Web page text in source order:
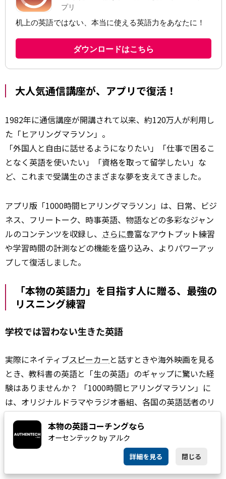
大人気通信講座が、アプリで復活！
1982年に通信講座が開講されて以来、約120万人が利用し
た「ヒアリングマラソン」。
「外国人と自由に話せるようになりたい」「仕事で困るこ
となく英語を使いたい」「資格を取って留学したい」な
ど、これまで受講生のさまざまな夢を支えてきました。
アプリ版「1000時間ヒアリングマラソン」は、日常、ビジ
ネス、フリートーク、時事英語、物語などの多彩なジャン
ルのコンテンツを収録し、 さらに豊富なアウトプット練習
や学習時間の計測などの機能を盛り込み、よりパワーアッ
プして復活しました。
「本物の英語力」を目指す人に贈る、最強の
リスニング練習
学校では習わない生きた英語
実際にネイティブスピーカー と話すときや海外映画を見る
とき、教科書の英語と「生の英語」のギャップに驚いた経
験はありませんか？ 「1000時間ヒアリングマラソン」に
は、オリジナルドラマやラジオ番組、各国の英語話者のリ
を届けるコーナーが多数用意されています。
本物の英語コーチングなら
オーセンテック by アルク
詳細を見る 閉じる